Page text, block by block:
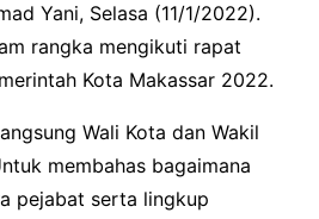
Yani, Selasa (11/1/2022).
rangka mengikuti rapat
Kota Makassar 2022.
Wali Kota dan Wakil
membahas bagaimana
pejabat serta lingkup